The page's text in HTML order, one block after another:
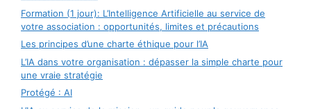
Formation (1 jour): L’Intelligence Artificielle au service de
votre association : opportunités, limites et précautions
Les principes d’une charte éthique pour l’IA
L’IA dans votre organisation : dépasser la simple charte pour
une vraie stratégie
Protégé : AI